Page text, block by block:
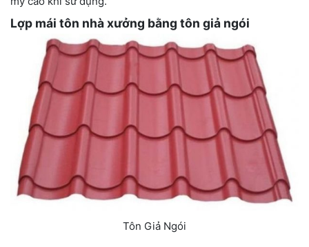
Lợp mái tôn nhà xưởng bằng tôn giả ngói
Tôn Giả Ngói